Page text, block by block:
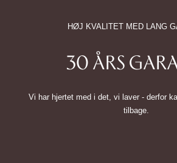
HØJ KVALITET MED LANG
30 ÅRS
Vi har hjertet med i det, vi laver - derfor
tilbage.